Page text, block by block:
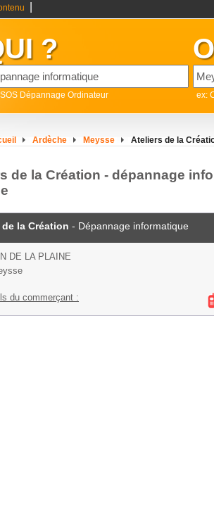
?
Dépannage Ordinateur ex:
Ardèche Meysse Ateliers de la
de la Création - dépannage
la Création - Dépannage informatique
DE LA PLAINE
du commerçant :